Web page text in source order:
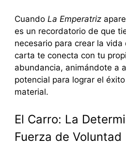
Cuando La Emperatriz
es un recordatorio de que
necesario para crear la vida
carta te conecta con tu
abundancia, animándote a
potencial para lograr el
material.
El Carro: La
Fuerza de Voluntad